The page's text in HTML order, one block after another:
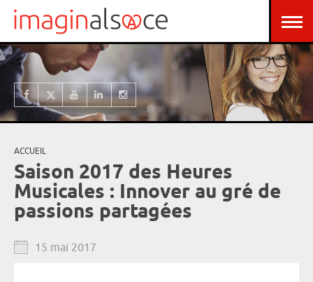
Aller au contenu principal
Vous êtes ici
ACCUEIL
Saison 2017 des Heures
Musicales : Innover au gré de
passions partagées
15 mai 2017
Panneau de gestion des cookies